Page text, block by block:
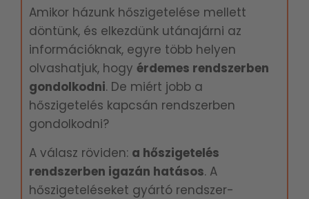
Amikor házunk hőszigetelése mellett
döntünk, és elkezdünk utánajárni az
információknak, egyre több helyen
olvashatjuk, hogy érdemes rendszerben
gondolkodni. De miért jobb a
hőszigetelés kapcsán rendszerben
gondolkodni?
A válasz röviden: a hőszigetelés
rendszerben igazán hatásos. A
hőszigeteléseket gyártó rendszer-